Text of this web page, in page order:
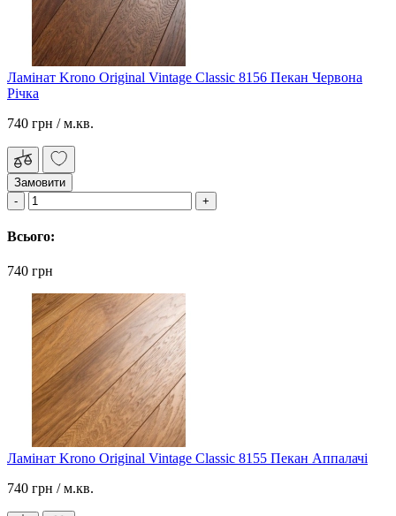
Ламінат Krono Original Vintage Classic 8156 Пекан Червона
Річка
740 грн / м.кв.
Замовити
Всього:
740 грн
Ламінат Krono Original Vintage Classic 8155 Пекан Аппалачі
740 грн / м.кв.